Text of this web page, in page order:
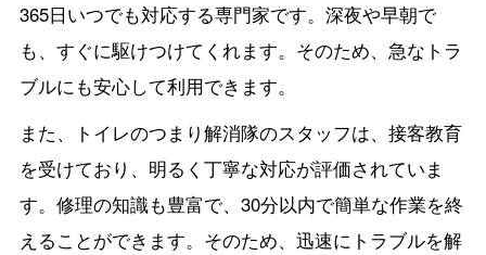
365日いつでも対応する専門家です。深夜や早朝で
も、すぐに駆けつけてくれます。そのため、急なトラ
ブルにも安心して利用できます。
また、トイレのつまり解消隊のスタッフは、接客教育
を受けており、明るく丁寧な対応が評価されていま
す。修理の知識も豊富で、30分以内で簡単な作業を終
えることができます。そのため、迅速にトラブルを解